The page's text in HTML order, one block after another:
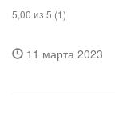
5,00 из 5 (1)
11 марта 2023